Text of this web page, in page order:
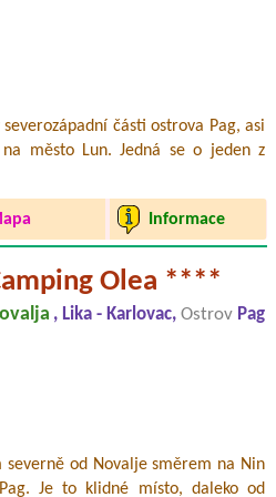
části ostrova Pag, asi
město Lun. Jedná se o jeden z
Informace
Olea ****
, Lika - Karlovac, Ostrov Pag
severně od Novalje směrem na Nin
Je to klidné místo, daleko od